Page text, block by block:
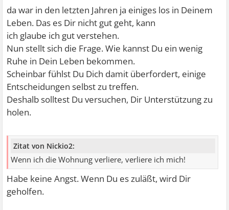
da war in den letzten Jahren ja einiges los in Deinem
Leben. Das es Dir nicht gut geht, kann
ich glaube ich gut verstehen.
Nun stellt sich die Frage. Wie kannst Du ein wenig
Ruhe in Dein Leben bekommen.
Scheinbar fühlst Du Dich damit überfordert, einige
Entscheidungen selbst zu treffen.
Deshalb solltest Du versuchen, Dir Unterstützung zu
holen.
Zitat von Nickio2:
Wenn ich die Wohnung verliere, verliere ich mich!
Habe keine Angst. Wenn Du es zuläßt, wird Dir
geholfen.